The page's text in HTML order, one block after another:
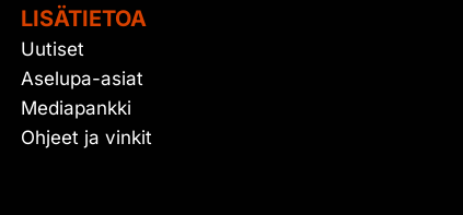
LISÄTIETOA
Uutiset
Aselupa-asiat
Mediapankki
Ohjeet ja vinkit